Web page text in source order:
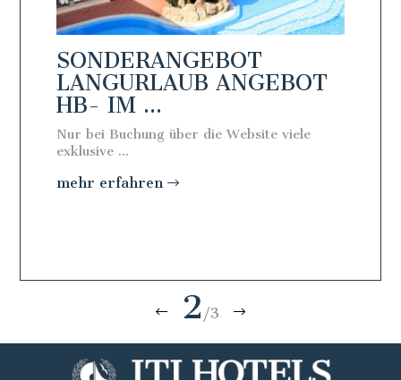
SONDERANGEBOT
LANGURLAUB ANGEBOT
HB- IM ...
Nur bei Buchung über die Website viele
exklusive ...
mehr erfahren
2 /3